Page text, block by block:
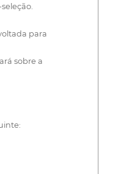
para
sobre a